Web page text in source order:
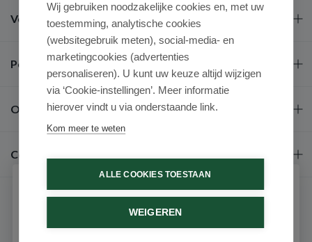
Veel gestelde vragen
Populaire merken
Over ons
Contact
Wij gebruiken noodzakelijke cookies en, met uw
toestemming, analytische cookies
(websitegebruik meten), social-media- en
marketingcookies (advertenties
personaliseren). U kunt uw keuze altijd wijzigen
via ‘Cookie-instellingen’. Meer informatie
hierover vindt u via onderstaande link.
Kom meer te weten
ALLE COOKIES TOESTAAN
WEIGEREN
Schrijf je in voor onze nieuwsbrief
Ontvang als eerste de beste aanbiedingen en persoonlijk
advies